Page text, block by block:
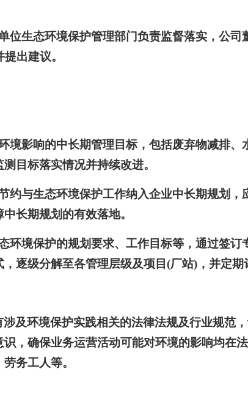
位生态环境保护管理部门负责监督落实，公司
出建议。
境影响的中长期管理目标，包括废弃物减排、
目标落实情况并持续改进。
约与生态环境保护工作纳入企业中长期规划，
长期规划的有效落地。
环境保护的规划要求、工作目标等，通过签订
逐级分解至各管理层级及项目(厂站)，并定期
及环境保护实践相关的法律法规及行业规范
，确保业务运营活动可能对环境的影响均在
务工人等。